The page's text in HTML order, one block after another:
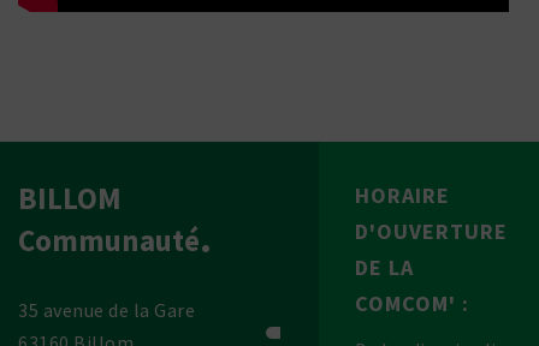
BILLOM
Communauté
35 avenue de la Gare
HORAIRE
D'OUVERTURE
DE LA
COMCOM' :